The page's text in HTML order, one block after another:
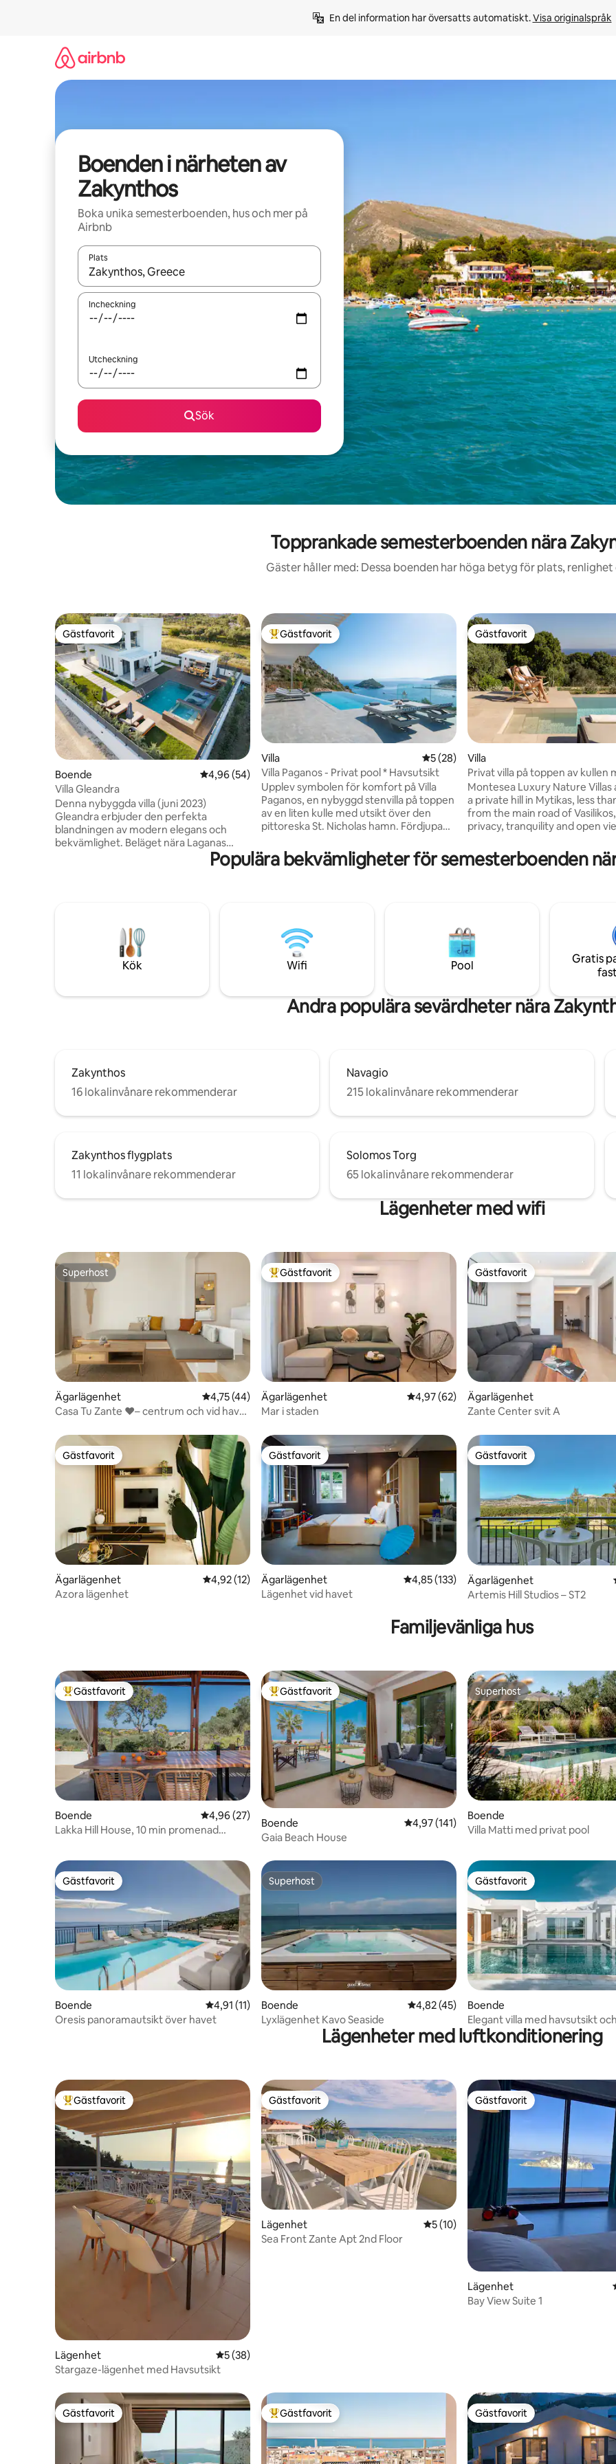
En del information har översatts automatiskt. Visa originalspråk
Boenden i närheten av
Zakynthos
Boka unika semesterboenden, hus och mer på
Airbnb
Plats
När resultaten är tillgängliga kan du navigera med upp- och nedåtpilarna eller utforska genom att trycka eller svepa.
Incheckning
Utcheckning
Sök
Topprankade semesterboenden nära
Gäster håller med: Dessa boenden har höga betyg för plats, renlighet
Gästfavorit
Gästfavorit
Boende 4,96 av 5 i genomsnittligt betyg, 54 omdömen
4,96 (54)
Villa Gleandra
Denna nybyggda villa (juni 2023)
Gleandra erbjuder den perfekta
blandningen av modern elegans och
bekvämlighet. Beläget nära Laganas
strand och bara kort avstånd från
jacuzzin och njuta av den ultimata
lyxupplevelsen. Fördjupa dig i skönheten
i Zakynthos och skapa oförglömliga
minnen på Villa Gleandra.
Populär gästfavorit
Gästfavorit
Villa 5 av 5 i genomsnittligt betyg, 28
5 (28)
Villa Paganos - Privat pool * Havsutsikt
Upplev symbolen för komfort på Villa
Paganos, en nybyggd stenvilla på toppen
av en liten kulle med utsikt över den
pittoreska St. Nicholas hamn. Fördjupa
oas, med fri panoramautsikt över det
gnistrande havet och den charmiga
som söker äventyr finns det många
närliggande barer och restauranger att
utforska.
Gästfavorit
Gästfavorit
Villa
Privat villa på toppen av kullen
och havsutsikt
Montesea Luxury Nature Villas
a private hill in Mytikas, less
from the main road of
privacy, tranquility and open
relax in nature while remaining
everything. The beaches of
reachable within a 10-minute
short 3-minute drive, ensuring
and ease throughout your stay.
Populära bekvämligheter för semesterboenden
Kök Wifi Pool
Gratis
Andra populära sevärdheter nära
Zakynthos
16 lokalinvånare rekommenderar
Navagio
215 lokalinvånare rekommenderar
Zakynthos flygplats
11 lokalinvånare rekommenderar
Solomos Torg
65 lokalinvånare rekommenderar
Lägenheter med wifi
Superhost
Superhost
Ägarlägenhet 4,75 av 5 i genomsnittligt betyg, 44 omdömen
4,75 (44)
Casa Tu Zante ❤️– centrum och vid havet
Populär gästfavorit
Gästfavorit
Ägarlägenhet 4,97 av 5 i genomsnittligt betyg, 62
4,97 (62)
Mar i staden
Gästfavorit
Gästfavorit
Ägarlägenhet
Zante Center svit A
Gästfavorit
Gästfavorit
Ägarlägenhet 4,92 av 5 i genomsnittligt betyg, 12 omdömen
4,92 (12)
Azora lägenhet
Gästfavorit
Gästfavorit
Ägarlägenhet 4,85 av 5 i genomsnittligt betyg, 133
4,85 (133)
Lägenhet vid havet
Gästfavorit
Gästfavorit
Ägarlägenhet
Artemis Hill Studios – ST2
Familjevänliga hus
Populär gästfavorit
Gästfavorit
Boende 4,96 av 5 i genomsnittligt betyg, 27 omdömen
4,96 (27)
Lakka Hill House, 10 min promenad
Populär gästfavorit
Gästfavorit
Boende 4,97 av 5 i genomsnittligt betyg, 141
4,97 (141)
Gaia Beach House
Superhost
Superhost
Boende
Villa Matti med privat pool
Gästfavorit
Gästfavorit
Boende 4,91 av 5 i genomsnittligt betyg, 11 omdömen
4,91 (11)
Oresis panoramautsikt över havet
Superhost
Superhost
Boende 4,82 av 5 i genomsnittligt betyg, 45
4,82 (45)
Lyxlägenhet Kavo Seaside
Gästfavorit
Gästfavorit
Boende
Elegant villa med havsutsikt
Lägenheter med luftkonditionering
Populär gästfavorit
Gästfavorit
Lägenhet 5 av 5 i genomsnittligt betyg, 38 omdömen
5 (38)
Stargaze-lägenhet med Havsutsikt
Gästfavorit
Gästfavorit
Lägenhet 5 av 5 i genomsnittligt betyg, 10
5 (10)
Sea Front Zante Apt 2nd Floor
Gästfavorit
Gästfavorit
Lägenhet
Bay View Suite 1
Gästfavorit
Gästfavorit Populär gästfavorit
Gästfavorit Gästfavorit
Gästfavorit